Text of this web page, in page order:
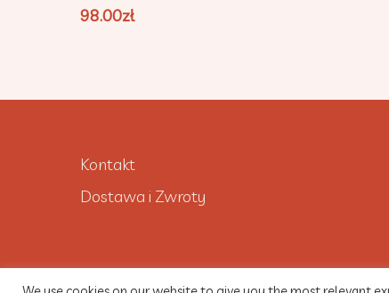
98.00zł
Kontakt
Dostawa i Zwroty